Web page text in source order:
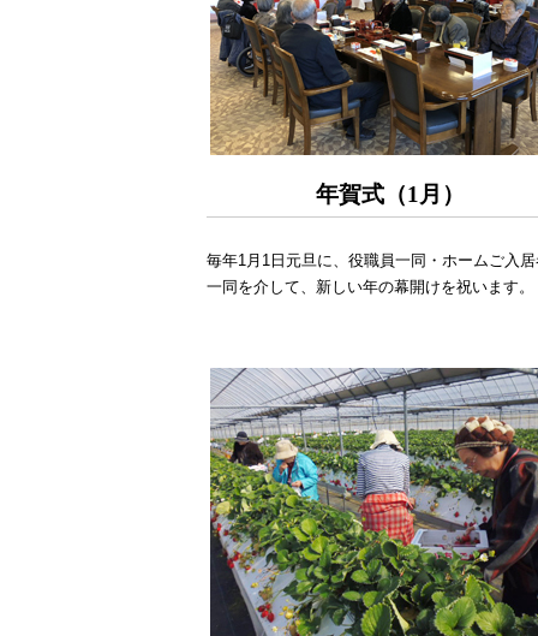
年賀式（1月）
毎年1月1日元旦に、役職員一同・ホームご入
一同を介して、新しい年の幕開けを祝います。